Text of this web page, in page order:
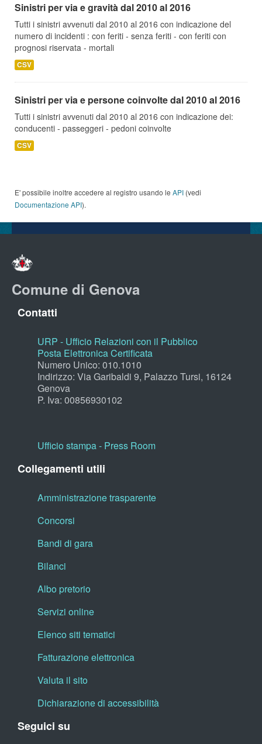
Sinistri per via e gravità dal 2010 al 2016
Tutti i sinistri avvenuti dal 2010 al 2016 con indicazione del
numero di incidenti : con feriti - senza feriti - con feriti con
prognosi riservata - mortali
CSV
Sinistri per via e persone coinvolte dal 2010 al 2016
Tutti i sinistri avvenuti dal 2010 al 2016 con indicazione dei:
conducenti - passeggeri - pedoni coinvolte
CSV
E' possibile inoltre accedere al registro usando le API (vedi
Documentazione API).
Comune di Genova
Contatti
URP - Ufficio Relazioni con il Pubblico
Posta Elettronica Certificata
Numero Unico: 010.1010
Indirizzo: Via Garibaldi 9, Palazzo Tursi, 16124
Genova
P. Iva: 00856930102
Ufficio stampa - Press Room
Collegamenti utili
Amministrazione trasparente
Concorsi
Bandi di gara
Bilanci
Albo pretorio
Servizi online
Elenco siti tematici
Fatturazione elettronica
Valuta il sito
Dichiarazione di accessibilità
Seguici su